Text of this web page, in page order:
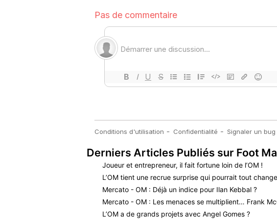
Derniers Articles Publiés sur Foot
Joueur et entrepreneur, il fait fortune loin de l’OM !
L’OM tient une recrue surprise qui pourrait tout
Mercato - OM : Déjà un indice pour Ilan Kebbal ?
Mercato - OM : Les menaces se multiplient… Frank
L’OM a de grands projets avec Angel Gomes ?